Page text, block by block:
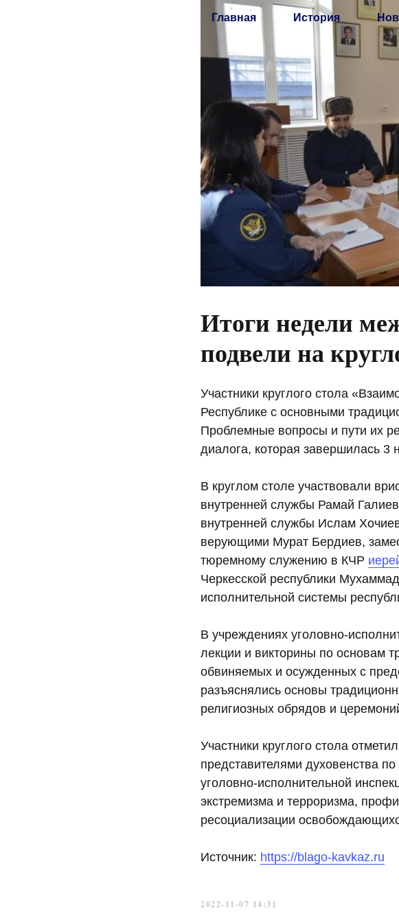
Главная История
Итоги недели
подвели на
Участники круглого стола
Республике с основными
Проблемные вопросы и пути их
диалога, которая завершилась 3
В круглом столе участвовали
внутренней службы Рамай
внутренней службы Ислам
верующими Мурат Бердиев,
тюремному служению в КЧР
Черкесской республики
исполнительной системы
В учреждениях уголовно-
лекции и викторины по основам
обвиняемых и осужденных с
разъяснялись основы
религиозных обрядов и
Участники круглого стола
представителями духовенства
уголовно-исполнительной
экстремизма и терроризма,
ресоциализации
Источник: https://blago-kavkaz.ru
2022-11-07 14:31